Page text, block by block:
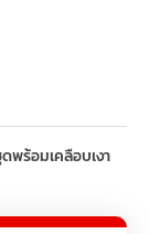
พร้อมเคลือบเงา